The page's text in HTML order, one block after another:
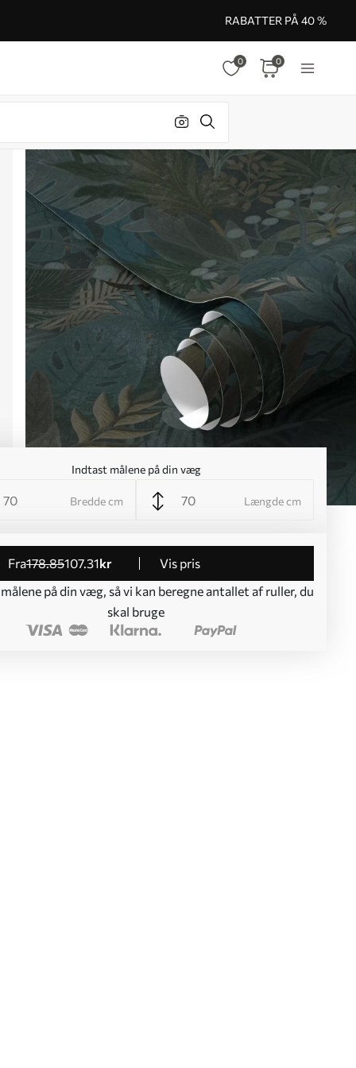
RABATTER PÅ 40 %
0 0
Indtast målene på din væg
Bredde cm Længde cm
fra178.85107.31kr
Vis pris
på din væg, så vi kan beregne antallet af ruller, du
skal bruge